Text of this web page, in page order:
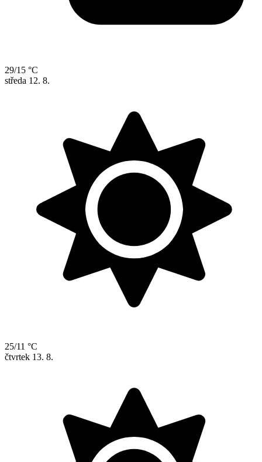
29/15 °C
středa 12. 8.
25/11 °C
čtvrtek 13. 8.